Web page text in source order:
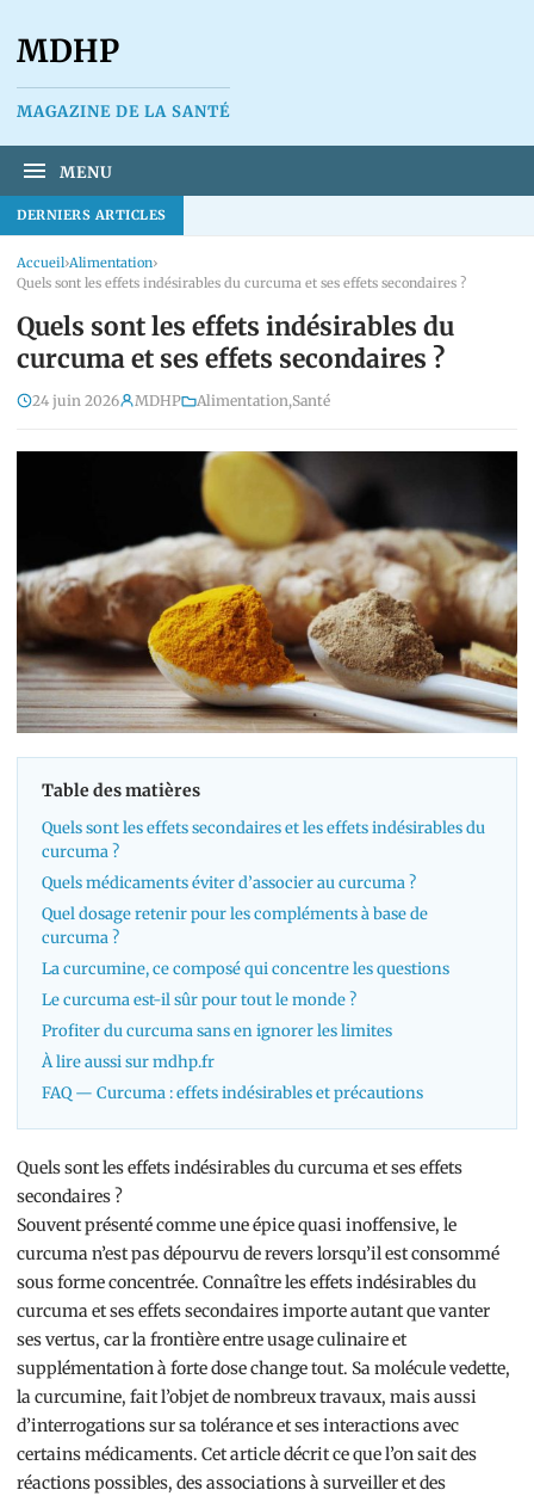
MDHP
MAGAZINE DE LA SANTÉ
MENU
DERNIERS ARTICLES
Accueil›Alimentation›
Quels sont les effets indésirables du curcuma et ses effets secondaires ?
Quels sont les effets indésirables du
curcuma et ses effets secondaires ?
24 juin 2026 MDHP Alimentation,Santé
Table des matières
Quels sont les effets secondaires et les effets indésirables du
curcuma ?
Quels médicaments éviter d’associer au curcuma ?
Quel dosage retenir pour les compléments à base de
curcuma ?
La curcumine, ce composé qui concentre les questions
Le curcuma est-il sûr pour tout le monde ?
Profiter du curcuma sans en ignorer les limites
À lire aussi sur mdhp.fr
FAQ — Curcuma : effets indésirables et précautions
Quels sont les effets indésirables du curcuma et ses effets
secondaires ?
Souvent présenté comme une épice quasi inoffensive, le
curcuma n’est pas dépourvu de revers lorsqu’il est consommé
sous forme concentrée. Connaître les effets indésirables du
curcuma et ses effets secondaires importe autant que vanter
ses vertus, car la frontière entre usage culinaire et
supplémentation à forte dose change tout. Sa molécule vedette,
la curcumine, fait l’objet de nombreux travaux, mais aussi
d’interrogations sur sa tolérance et ses interactions avec
certains médicaments. Cet article décrit ce que l’on sait des
réactions possibles, des associations à surveiller et des